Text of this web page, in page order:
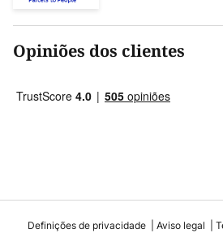
Opiniões dos clientes
Definições de privacidade Aviso legal